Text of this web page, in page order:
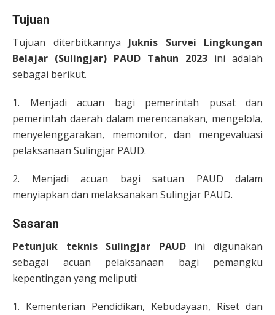
Tujuan
Tujuan diterbitkannya Juknis Survei Lingkungan
Belajar (Sulingjar) PAUD Tahun 2023 ini adalah
sebagai berikut.
1. Menjadi acuan bagi pemerintah pusat dan
pemerintah daerah dalam merencanakan, mengelola,
menyelenggarakan, memonitor, dan mengevaluasi
pelaksanaan Sulingjar PAUD.
2. Menjadi acuan bagi satuan PAUD dalam
menyiapkan dan melaksanakan Sulingjar PAUD.
Sasaran
Petunjuk teknis Sulingjar PAUDini digunakan
sebagai acuan pelaksanaan bagi pemangku
kepentingan yang meliputi:
1. Kementerian Pendidikan, Kebudayaan, Riset dan